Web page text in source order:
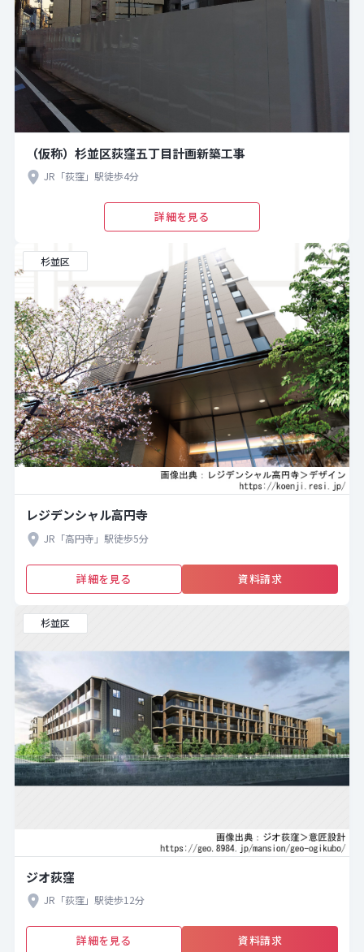
（仮称）杉並区荻窪五丁目計画新築工事
JR「荻窪」駅徒歩4分
詳細を見る
杉並区
レジデンシャル高円寺
JR「高円寺」駅徒歩5分
詳細を見る 資料請求
杉並区
ジオ荻窪
JR「荻窪」駅徒歩12分
詳細を見る 資料請求